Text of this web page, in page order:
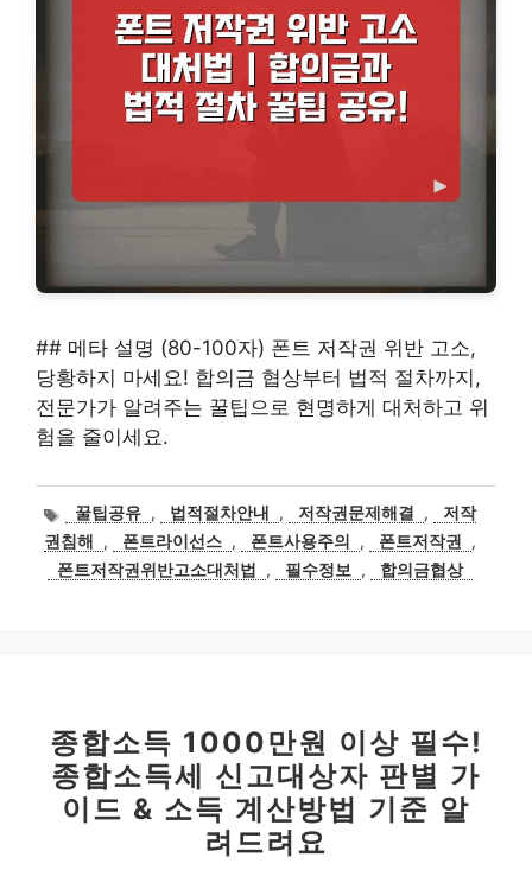
## 메타 설명 (80-100자) 폰트 저작권 위반 고소,
당황하지 마세요! 합의금 협상부터 법적 절차까지,
전문가가 알려주는 꿀팁으로 현명하게 대처하고 위
험을 줄이세요.
태
그
꿀팁공유 , 법적절차안내 , 저작권문제해결 ,
저작
권침해
, 폰트라이선스 , 폰트사용주의 , 폰트저작권
,
폰트저작권위반고소대처법
, 필수정보 , 합의금협상
종합소득 1000만원 이상 필수!
종합소득세 신고대상자 판별 가
이드 & 소득 계산방법 기준 알
려드려요